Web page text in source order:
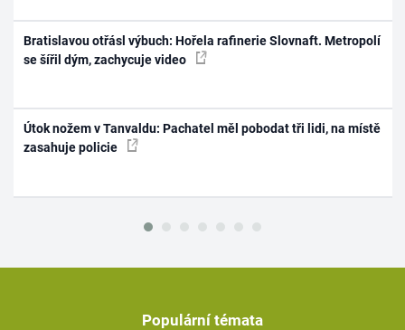
Bratislavou otřásl výbuch: Hořela rafinerie Slovnaft. Metropolí
se šířil dým, zachycuje video
Útok nožem v Tanvaldu: Pachatel měl pobodat tři lidi, na místě
zasahuje policie
Populární témata